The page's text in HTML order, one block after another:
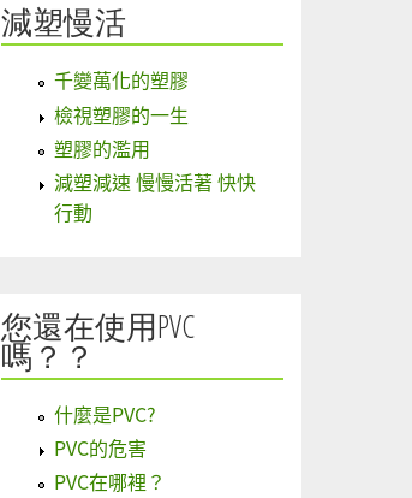
減塑慢活
千變萬化的塑膠
檢視塑膠的一生
塑膠的濫用
減塑減速 慢慢活著 快快
行動
您還在使用PVC
嗎？？
什麼是PVC?
PVC的危害
PVC在哪裡？